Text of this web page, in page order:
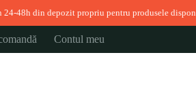
propriu pentru produsele disponibile imediat ◆
Contul meu